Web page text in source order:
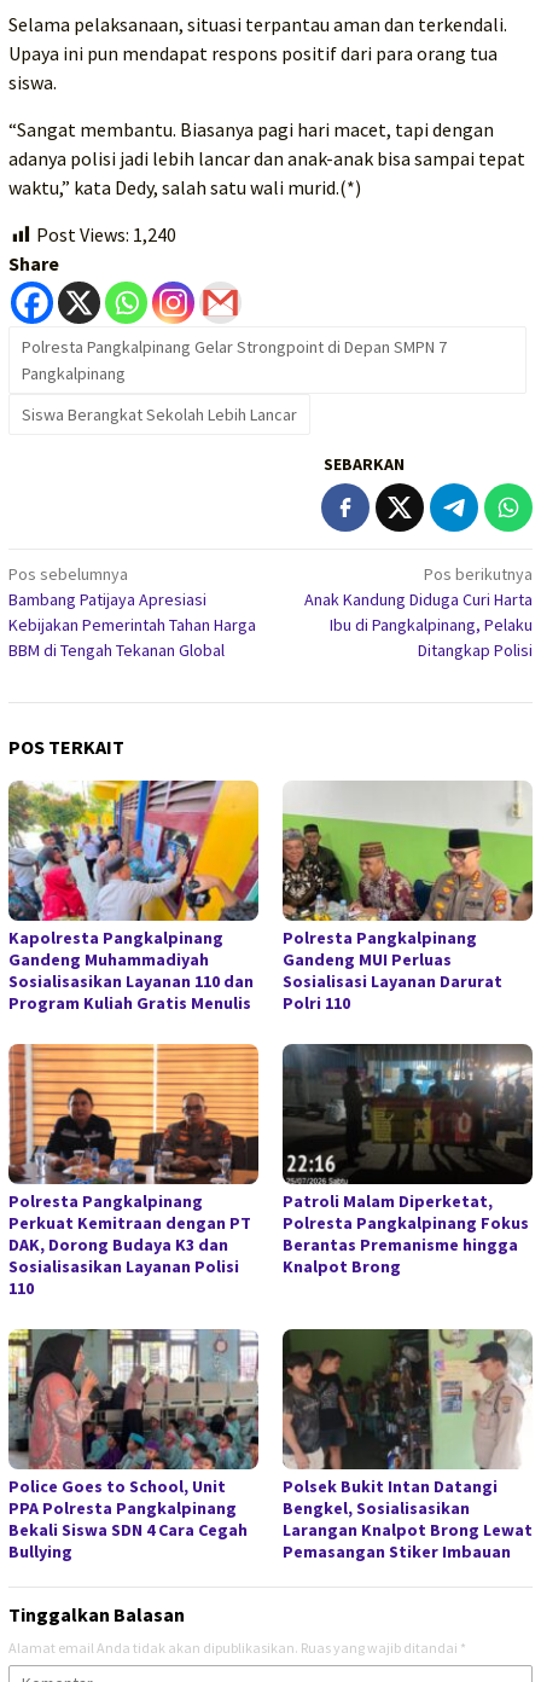
Selama pelaksanaan, situasi terpantau aman dan terkendali.
Upaya ini pun mendapat respons positif dari para orang tua
siswa.
“Sangat membantu. Biasanya pagi hari macet, tapi dengan
adanya polisi jadi lebih lancar dan anak-anak bisa sampai tepat
waktu,” kata Dedy, salah satu wali murid.(*)
Post Views: 1,240
Share
Polresta Pangkalpinang Gelar Strongpoint di Depan SMPN 7
Pangkalpinang
Siswa Berangkat Sekolah Lebih Lancar
SEBARKAN
Navigasi
pos
Pos sebelumnya
Bambang Patijaya Apresiasi
Kebijakan Pemerintah Tahan Harga
BBM di Tengah Tekanan Global
Pos berikutnya
Anak Kandung Diduga Curi Harta
Ibu di Pangkalpinang, Pelaku
Ditangkap Polisi
POS TERKAIT
Kapolresta Pangkalpinang
Gandeng Muhammadiyah
Sosialisasikan Layanan 110 dan
Program Kuliah Gratis Menulis
Polresta Pangkalpinang
Gandeng MUI Perluas
Sosialisasi Layanan Darurat
Polri 110
Polresta Pangkalpinang
Perkuat Kemitraan dengan PT
DAK, Dorong Budaya K3 dan
Sosialisasikan Layanan Polisi
110
Patroli Malam Diperketat,
Polresta Pangkalpinang Fokus
Berantas Premanisme hingga
Knalpot Brong
Police Goes to School, Unit
PPA Polresta Pangkalpinang
Bekali Siswa SDN 4 Cara Cegah
Bullying
Polsek Bukit Intan Datangi
Bengkel, Sosialisasikan
Larangan Knalpot Brong Lewat
Pemasangan Stiker Imbauan
Tinggalkan Balasan
Alamat email Anda tidak akan dipublikasikan. Ruas yang wajib ditandai *